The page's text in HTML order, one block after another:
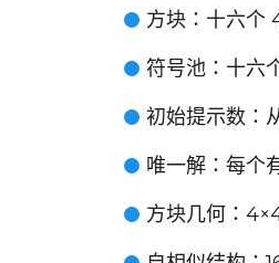
方块 ：十六个
符号池 ：十六
初始提示数 ：
唯一解 ：每个
方块几何 ：